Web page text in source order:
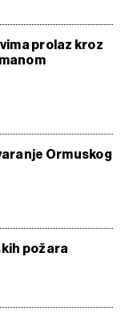
prolaz kroz
Ormuskog
požara